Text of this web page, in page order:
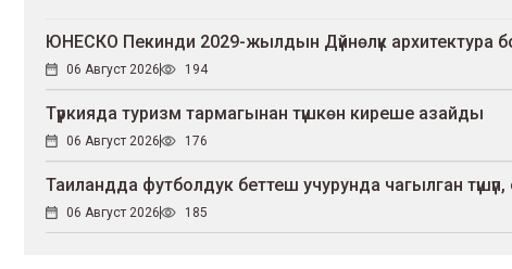
ЮНЕСКО Пекинди 2029-жылдын Дүйнөлүк архитектура
06 Август 2026 194
Түркияда туризм тармагынан түшкөн киреше азайды
06 Август 2026 176
Таиландда футболдук беттеш учурунда чагылган
06 Август 2026 185